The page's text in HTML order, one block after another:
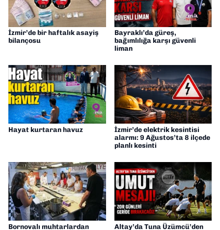
İzmir’de bir haftalık asayiş
bilançosu
Bayraklı’da güreş,
bağımlılığa karşı güvenli
liman
Hayat kurtaran havuz
İzmir’de elektrik kesintisi
alarmı: 9 Ağustos’ta 8 ilçede
planlı kesinti
Bornovalı muhtarlardan Altay’da Tuna Üzümcü’den